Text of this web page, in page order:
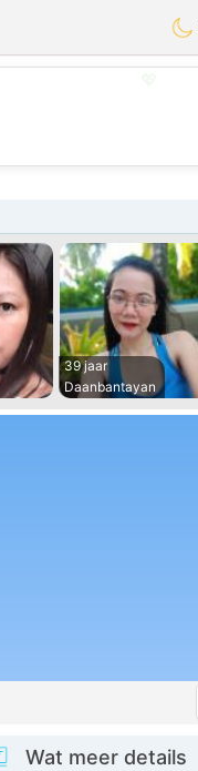
39 jaar
Daanbantayan
Wat meer details